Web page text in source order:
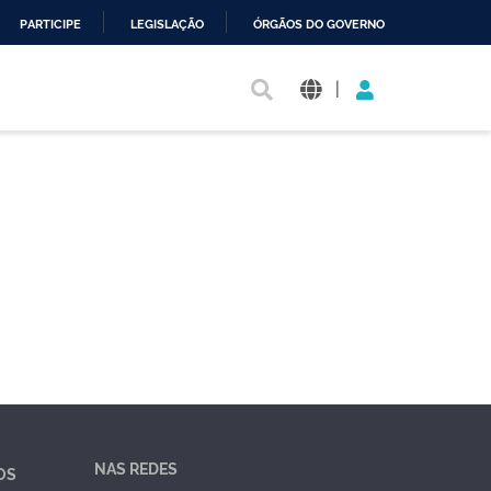
PARTICIPE LEGISLAÇÃO ÓRGÃOS DO GOVERNO
|
NAS REDES